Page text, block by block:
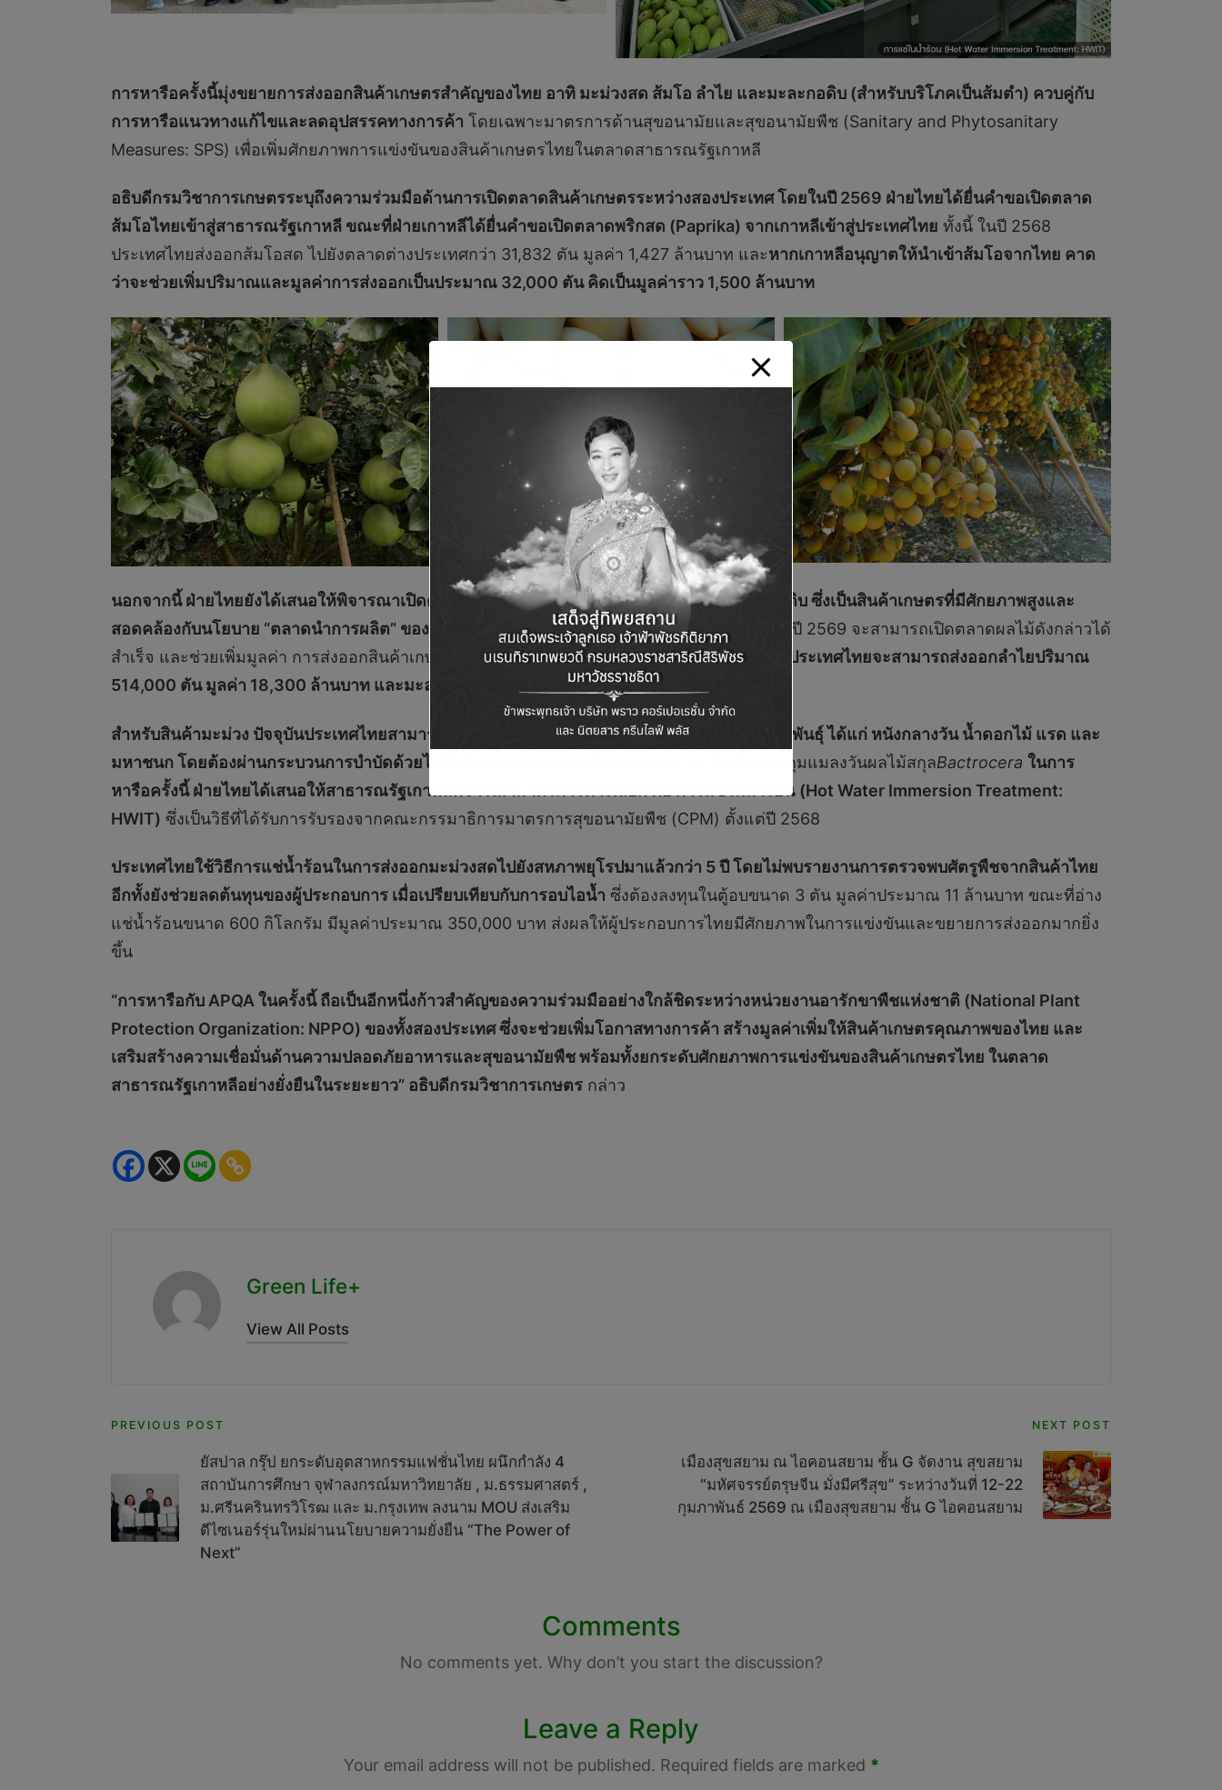
การหารือครั้งนี้มุ่งขยายการส่งออกสินค้าเกษตรสำคัญของไทย อาทิ มะม่วงสด ส้มโอ ลำไย และมะละกอดิบ (สำหรับบริโภคเป็นส้มตำ) ควบคู่กับ
การหารือแนวทางแก้ไขและลดอุปสรรคทางการค้า โดยเฉพาะมาตรการด้านสุขอนามัยและสุขอนามัยพืช (Sanitary and Phytosanitary
Measures: SPS) เพื่อเพิ่มศักยภาพการแข่งขันของสินค้าเกษตรไทยในตลาดสาธารณรัฐเกาหลี
อธิบดีกรมวิชาการเกษตรระบุถึงความร่วมมือด้านการเปิดตลาดสินค้าเกษตรระหว่างสองประเทศ โดยในปี 2569 ฝ่ายไทยได้ยื่นคำขอเปิดตลาด
ส้มโอไทยเข้าสู่สาธารณรัฐเกาหลี ขณะที่ฝ่ายเกาหลีได้ยื่นคำขอเปิดตลาดพริกสด (Paprika) จากเกาหลีเข้าสู่ประเทศไทย ทั้งนี้ ในปี 2568
ประเทศไทยส่งออกส้มโอสด ไปยังตลาดต่างประเทศกว่า 31,832 ตัน มูลค่า 1,427 ล้านบาท และหากเกาหลีอนุญาตให้นำเข้าส้มโอจากไทย คาด
ว่าจะช่วยเพิ่มปริมาณและมูลค่าการส่งออกเป็นประมาณ 32,000 ตัน คิดเป็นมูลค่าราว 1,500 ล้านบาท
นอกจากนี้ ฝ่ายไทยยังได้เสนอให้พิจารณาเปิดตลาดสินค้าเกษตรเพิ่มเติม ได้แก่ ลำไย และมะละกอดิบ ซึ่งเป็นสินค้าเกษตรที่มีศักยภาพสูงและ
สอดคล้องกับนโยบาย “ตลาดนำการผลิต” ของกระทรวงเกษตรและสหกรณ์โดยคาดหวังว่า ภายในปี 2569 จะสามารถเปิดตลาดผลไม้ดังกล่าวได้
สำเร็จ และช่วยเพิ่มมูลค่า การส่งออกสินค้าเกษตรไทยในภาพรวมอย่างต่อเนื่อง ทั้งนี้คาดการณ์ว่า
ประเทศไทยจะสามารถส่งออกลำไยปริมาณ
514,000 ตัน มูลค่า 18,300 ล้านบาท และมะละกอสดปริมาณ 372 ตัน มูลค่า 30 ล้านบาท
สำหรับสินค้ามะม่วง ปัจจุบันประเทศไทยสามารถส่งออกมะม่วงสดไปยังสาธารณรัฐเกาหลีได้ 4 สายพันธุ์ ได้แก่ หนังกลางวัน น้ำดอกไม้ แรด และ
มหาชนก โดยต้องผ่านกระบวนการบำบัดด้วยไอน้ำร้อน
เพื่อควบคุมแมลงวันผลไม้สกุลBactrocera ในการ
หารือครั้งนี้ ฝ่ายไทยได้เสนอให้สาธารณรัฐเกาหลีพิจารณามาตรการทางเลือก คือ การแช่ในน้ำร้อน (Hot Water Immersion Treatment:
HWIT) ซึ่งเป็นวิธีที่ได้รับการรับรองจากคณะกรรมาธิการมาตรการสุขอนามัยพืช (CPM) ตั้งแต่ปี 2568
ประเทศไทยใช้วิธีการแช่น้ำร้อนในการส่งออกมะม่วงสดไปยังสหภาพยุโรปมาแล้วกว่า 5 ปี โดยไม่พบรายงานการตรวจพบศัตรูพืชจากสินค้าไทย
อีกทั้งยังช่วยลดต้นทุนของผู้ประกอบการ เมื่อเปรียบเทียบกับการอบไอน้ำ ซึ่งต้องลงทุนในตู้อบขนาด 3 ตัน มูลค่าประมาณ 11 ล้านบาท ขณะที่อ่าง
แช่น้ำร้อนขนาด 600 กิโลกรัม มีมูลค่าประมาณ 350,000 บาท ส่งผลให้ผู้ประกอบการไทยมีศักยภาพในการแข่งขันและขยายการส่งออกมากยิ่ง
ขึ้น
“การหารือกับ APQA ในครั้งนี้ ถือเป็นอีกหนึ่งก้าวสำคัญของความร่วมมืออย่างใกล้ชิดระหว่างหน่วยงานอารักขาพืชแห่งชาติ (National Plant
Protection Organization: NPPO) ของทั้งสองประเทศ ซึ่งจะช่วยเพิ่มโอกาสทางการค้า สร้างมูลค่าเพิ่มให้สินค้าเกษตรคุณภาพของไทย และ
เสริมสร้างความเชื่อมั่นด้านความปลอดภัยอาหารและสุขอนามัยพืช พร้อมทั้งยกระดับศักยภาพการแข่งขันของสินค้าเกษตรไทย ในตลาด
สาธารณรัฐเกาหลีอย่างยั่งยืนในระยะยาว” อธิบดีกรมวิชาการเกษตร กล่าว
Green Life+
View All Posts
Post
navigation
PREVIOUS POST
ยัสปาล กรุ๊ป ยกระดับอุตสาหกรรมแฟชั่นไทย ผนึกกำลัง 4
สถาบันการศึกษา จุฬาลงกรณ์มหาวิทยาลัย , ม.ธรรมศาสตร์ ,
ม.ศรีนครินทรวิโรฒ และ ม.กรุงเทพ ลงนาม MOU ส่งเสริม
ดีไซเนอร์รุ่นใหม่ผ่านนโยบายความยั่งยืน “The Power of
Next”
NEXT POST
เมืองสุขสยาม ณ ไอคอนสยาม ชั้น G จัดงาน สุขสยาม
“มหัศจรรย์ตรุษจีน มั่งมีศรีสุข” ระหว่างวันที่ 12-22
กุมภาพันธ์ 2569 ณ เมืองสุขสยาม ชั้น G ไอคอนสยาม
Comments
No comments yet. Why don’t you start the discussion?
Leave a Reply
Your email address will not be published. Required fields are marked *